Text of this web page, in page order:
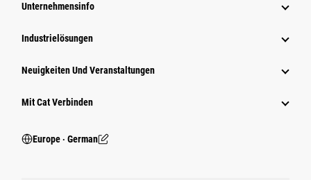
Unternehmensinfo
Industrielösungen
Neuigkeiten Und Veranstaltungen
Mit Cat Verbinden
Europe ‧ German